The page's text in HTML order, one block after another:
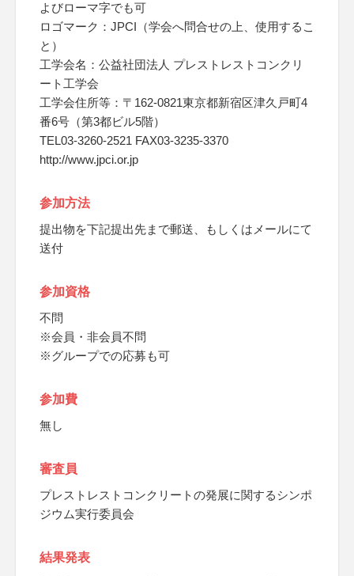
よびローマ字でも可
ロゴマーク：JPCI（学会へ問合せの上、使用するこ
と）
工学会名：公益社団法人 プレストレストコンクリ
ート工学会
工学会住所等：〒162-0821東京都新宿区津久戸町4
番6号（第3都ビル5階）
TEL03-3260-2521 FAX03-3235-3370
http://www.jpci.or.jp
参加方法
提出物を下記提出先まで郵送、もしくはメールにて
送付
参加資格
不問
※会員・非会員不問
※グループでの応募も可
参加費
無し
審査員
プレストレストコンクリートの発展に関するシンポ
ジウム実行委員会
結果発表